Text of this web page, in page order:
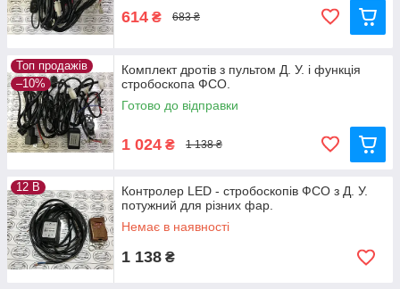
614 ₴ 683 ₴
Топ продажів
–10%
Комплект дротів з пультом Д. У. і функція
стробоскопа ФСО.
Готово до відправки
1 024 ₴ 1 138 ₴
12 В
Контролер LED - стробоскопів ФСО з Д. У.
потужний для різних фар.
Немає в наявності
1 138 ₴